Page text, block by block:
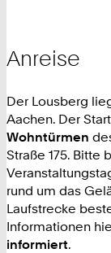
Anreise
Der Lousberg
Aachen. Der
Wohntürmen
Straße 175. Bitte
rund um das
Laufstrecke
Informationen
informiert.